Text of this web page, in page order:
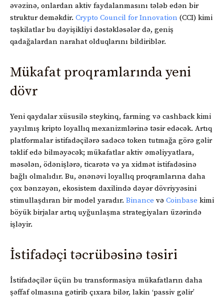
əvəzinə, onlardan aktiv faydalanmasını tələb edən bir
struktur deməkdir. Crypto Council for Innovation (CCI) kimi
təşkilatlar bu dəyişikliyi dəstəkləsələr də, geniş
qadağalardan narahat olduqlarını bildiriblər.
Mükafat proqramlarında yeni
dövr
Yeni qaydalar xüsusilə steykinq, farming və cashback kimi
yayılmış kripto loyallıq mexanizmlərinə təsir edəcək. Artıq
platformalar istifadəçilərə sadəcə token tutmağa görə gəlir
təklif edə bilməyəcək; mükafatlar aktiv əməliyyatlara,
məsələn, ödənişlərə, ticarətə və ya xidmət istifadəsinə
bağlı olmalıdır. Bu, ənənəvi loyallıq proqramlarına daha
çox bənzəyən, ekosistem daxilində dəyər dövriyyəsini
stimullaşdıran bir model yaradır. Binance və Coinbase kimi
böyük birjalar artıq uyğunlaşma strategiyaları üzərində
işləyir.
İstifadəçi təcrübəsinə təsiri
İstifadəçilər üçün bu transformasiya mükafatların daha
şəffaf olmasına gətirib çıxara bilər, lakin ‘passiv gəlir’